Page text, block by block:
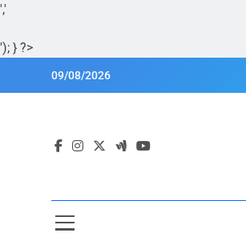
','
'); } ?>
09/08/2026